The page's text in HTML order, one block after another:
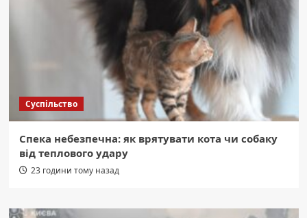
Суспільство
Спека небезпечна: як врятувати кота чи собаку
від теплового удару
23 години тому назад